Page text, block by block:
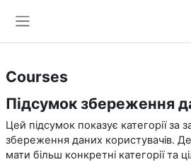
Courses
Підсумок збереження
Цей підсумок показує категорії за
збереження даних користувачів.
мати більш конкретні категорії та